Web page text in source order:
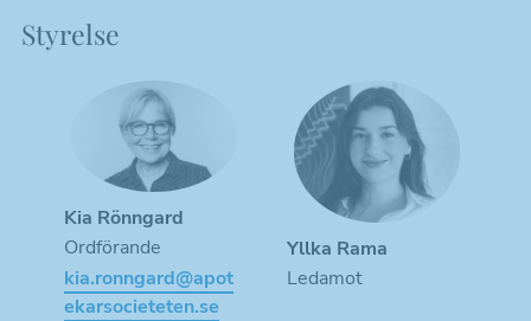
Styrelse
Kia Rönngard
Ordförande
kia.ronngard@apot
ekarsocieteten.se
Yllka Rama
Ledamot